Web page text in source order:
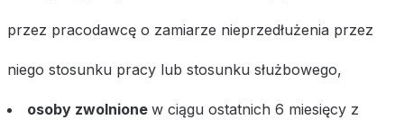
przez pracodawcę o zamiarze nieprzedłużenia przez
niego stosunku pracy lub stosunku służbowego,
osoby zwolnione w ciągu ostatnich 6 miesięcy z